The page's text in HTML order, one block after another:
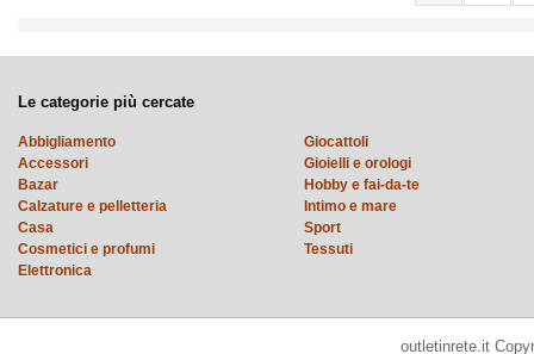
Le categorie più cercate
Abbigliamento
Accessori
Bazar
Calzature e pelletteria
Casa
Cosmetici e profumi
Elettronica
Giocattoli
Gioielli e orologi
Hobby e fai-da-te
Intimo e mare
Sport
Tessuti
outletinrete.it